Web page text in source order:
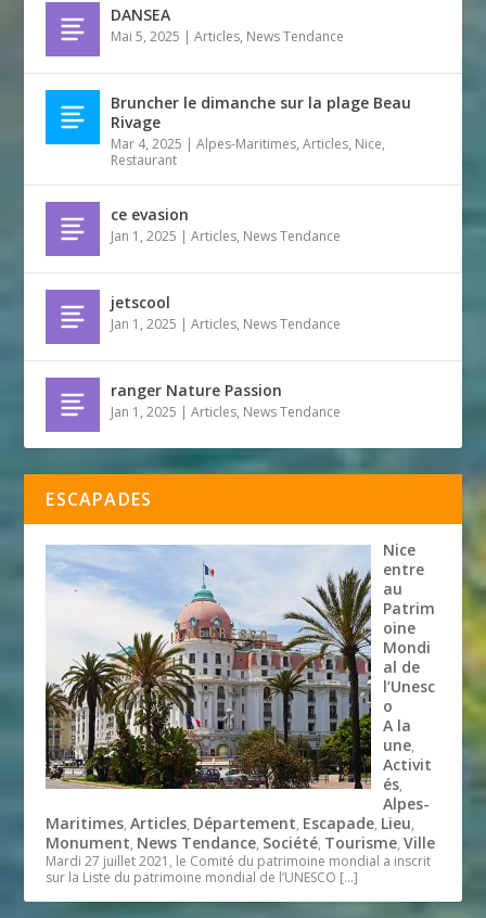
DANSEA
Mai 5, 2025 |Articles, News Tendance
Bruncher le dimanche sur la plage Beau
Rivage
Mar 4, 2025 |Alpes-Maritimes,Articles, Nice,
Restaurant
ce evasion
Jan 1, 2025 |Articles, News Tendance
jetscool
Jan 1, 2025 |Articles, News Tendance
ranger Nature Passion
Jan 1, 2025 |Articles, News Tendance
ESCAPADES
Nice
entre
au
Patrim
oine
Mondi
al de
l’Unesc
o
A la
une,
Activit
és,
Alpes-
Maritimes,Articles, Département, Escapade, Lieu,
Monument, News Tendance, Société, Tourisme,Ville
Mardi 27 juillet 2021, le Comité du patrimoine mondial a inscrit
sur la Liste du patrimoine mondial de l’UNESCO […]